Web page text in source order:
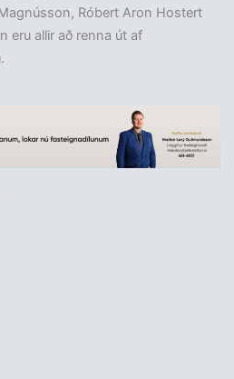
Róbert Aron Hostert
eru allir að renna út af